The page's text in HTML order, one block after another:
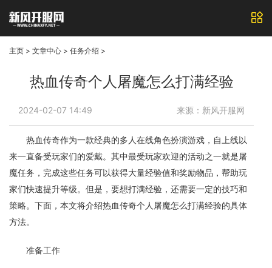
主页 > 文章中心 > 任务介绍 >
热血传奇个人屠魔怎么打满经验
2024-02-07 14:49 来源：新风开服网
热血传奇作为一款经典的多人在线角色扮演游戏，自上线以
来一直备受玩家们的爱戴。其中最受玩家欢迎的活动之一就是屠
魔任务，完成这些任务可以获得大量经验值和奖励物品，帮助玩
家们快速提升等级。但是，要想打满经验，还需要一定的技巧和
策略。下面，本文将介绍热血传奇个人屠魔怎么打满经验的具体
方法。
准备工作